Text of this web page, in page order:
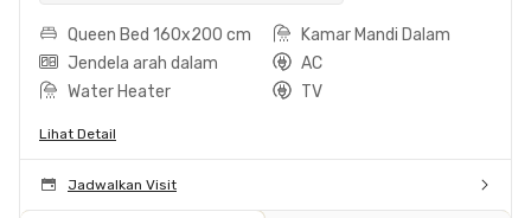
Queen Bed 160x200 cm
Kamar Mandi Dalam
Jendela arah dalam
AC
Water Heater
TV
Lihat Detail
Jadwalkan Visit